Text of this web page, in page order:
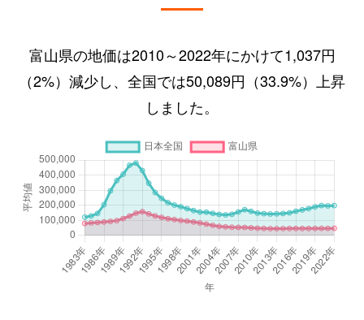
富山県の地価は2010～2022年にかけて1,037円
（2%）減少し、全国では50,089円（33.9%）上昇
しました。